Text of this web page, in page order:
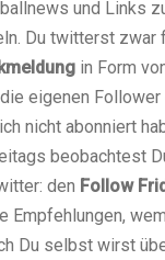
und Links
Du twitterst
in Form
eigenen Follower
nicht abonniert
beobachtest
den Follow
Empfehlungen,
Du selbst wirst